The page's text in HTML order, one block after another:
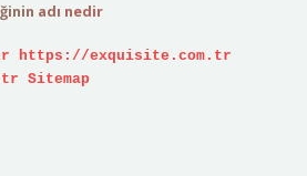
adı nedir
https://exquisite.com.tr
Sitemap